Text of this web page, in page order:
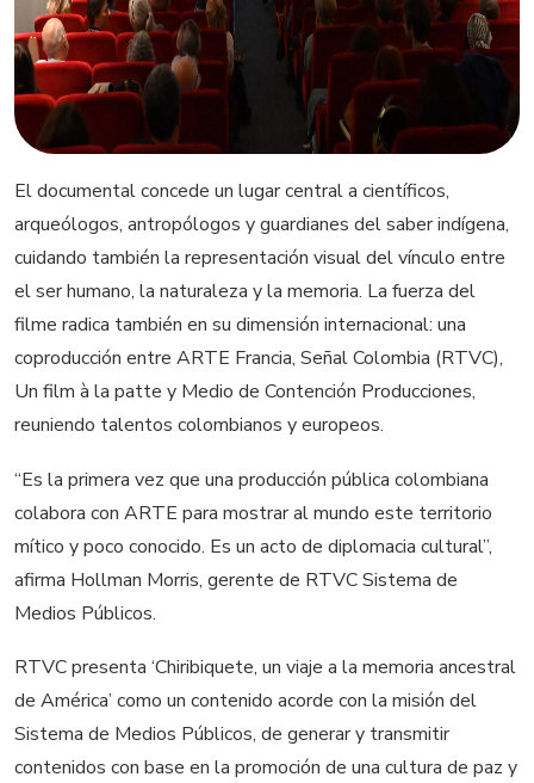
El documental concede un lugar central a científicos,
arqueólogos, antropólogos y guardianes del saber indígena,
cuidando también la representación visual del vínculo entre
el ser humano, la naturaleza y la memoria. La fuerza del
filme radica también en su dimensión internacional: una
coproducción entre ARTE Francia, Señal Colombia (RTVC),
Un film à la patte y Medio de Contención Producciones,
reuniendo talentos colombianos y europeos.
“Es la primera vez que una producción pública colombiana
colabora con ARTE para mostrar al mundo este territorio
mítico y poco conocido. Es un acto de diplomacia cultural”,
afirma Hollman Morris, gerente de RTVC Sistema de
Medios Públicos.
RTVC presenta ‘Chiribiquete, un viaje a la memoria ancestral
de América’ como un contenido acorde con la misión del
Sistema de Medios Públicos, de generar y transmitir
contenidos con base en la promoción de una cultura de paz y